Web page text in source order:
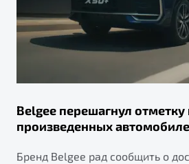
Belgee перешагнул отметку
произведенных
Бренд Belgee рад сообщить о